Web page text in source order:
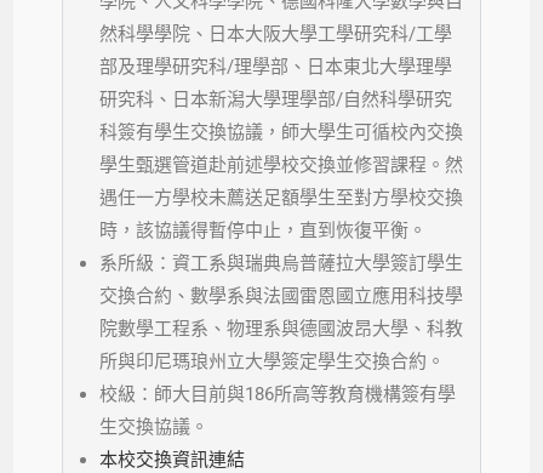
然科學學院、日本大阪大學工學研究科/工學
部及理學研究科/理學部、日本東北大學理學
研究科、日本新潟大學理學部/自然科學研究
科簽有學生交換協議，師大學生可循校內交換
學生甄選管道赴前述學校交換並修習課程。然
遇任一方學校未薦送足額學生至對方學校交換
時，該協議得暫停中止，直到恢復平衡。
系所級：資工系與瑞典烏普薩拉大學簽訂學生
交換合約、數學系與法國雷恩國立應用科技學
院數學工程系、物理系與德國波昂大學、科教
所與印尼瑪琅州立大學簽定學生交換合約。
校級：師大目前與186所高等教育機構簽有學
生交換協議。
本校交換資訊連結